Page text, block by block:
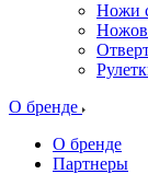
Ножи
О бренде
О бренде
Партнеры